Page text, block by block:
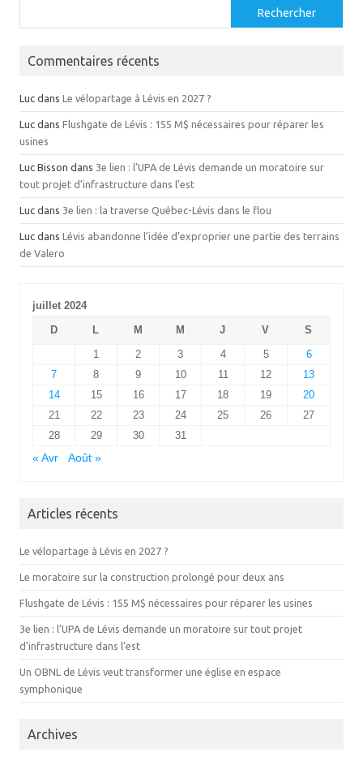
Rechercher
Commentaires récents
Luc dans Le vélopartage à Lévis en 2027 ?
Luc dans Flushgate de Lévis : 155 M$ nécessaires pour réparer les
usines
Luc Bisson dans 3e lien : l’UPA de Lévis demande un moratoire sur
tout projet d’infrastructure dans l’est
Luc dans 3e lien : la traverse Québec-Lévis dans le flou
Luc dans Lévis abandonne l’idée d’exproprier une partie des terrains
de Valero
juillet 2024
D
L M M J V
S
1
2 3 4 5
6
7
8 9 10 11 12
13
14
15 16 17 18 19
20
21
22 23 24 25 26
27
28
29 30
31
« Avr
Août »
Articles récents
Le vélopartage à Lévis en 2027 ?
Le moratoire sur la construction prolongé pour deux ans
Flushgate de Lévis : 155 M$ nécessaires pour réparer les usines
3e lien : l’UPA de Lévis demande un moratoire sur tout projet
d’infrastructure dans l’est
Un OBNL de Lévis veut transformer une église en espace
symphonique
Archives